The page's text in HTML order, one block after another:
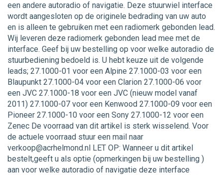
een andere autoradio of navigatie. Deze stuurwiel interface
wordt aangesloten op de originele bedrading van uw auto
en is alleen te gebruiken met een radiomerk gebonden lead.
Wij leveren deze radiomerk gebonden lead mee met de
interface. Geef bij uw bestelling op voor welke autoradio de
stuurbediening bedoeld is. U hebt keuze uit de volgende
leads; 27.1000-01 voor een Alpine 27.1000-03 voor een
Blaupunkt 27.1000-04 voor een Clarion 27.1000-06 voor
een JVC 27.1000-18 voor een JVC (nieuw model vanaf
2011) 27.1000-07 voor een Kenwood 27.1000-09 voor een
Pioneer 27.1000-10 voor een Sony 27.1000-12 voor een
Zenec De voorraad van dit artikel is sterk wisselend. Voor
de actuele voorraad stuur een mail naar
verkoop@acrhelmond.nl LET OP: Wanneer u dit artikel
bestelt,geeft u als optie (opmerkingen bij uw bestelling )
aan voor welke autoradio of navigatie deze interface